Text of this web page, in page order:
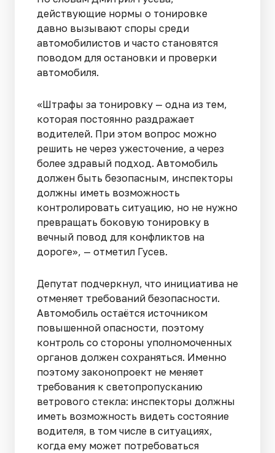
действующие нормы о тонировке
давно вызывают споры среди
автомобилистов и часто становятся
поводом для остановки и проверки
автомобиля.
«Штрафы за тонировку — одна из тем,
которая постоянно раздражает
водителей. При этом вопрос можно
решить не через ужесточение, а через
более здравый подход. Автомобиль
должен быть безопасным, инспекторы
должны иметь возможность
контролировать ситуацию, но не нужно
превращать боковую тонировку в
вечный повод для конфликтов на
дороге», — отметил Гусев.
Депутат подчеркнул, что инициатива не
отменяет требований безопасности.
Автомобиль остаётся источником
повышенной опасности, поэтому
контроль со стороны уполномоченных
органов должен сохраняться. Именно
поэтому законопроект не меняет
требования к светопропусканию
ветрового стекла: инспекторы должны
иметь возможность видеть состояние
водителя, в том числе в ситуациях,
когда ему может потребоваться